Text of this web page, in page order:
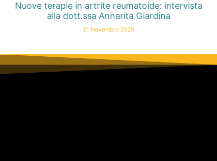
Nuove terapie in artrite reumatoide: intervista
alla dott.ssa Annarita Giardina
21 Novembre 2025